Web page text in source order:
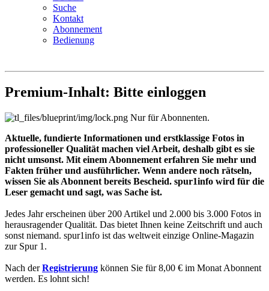
Suche
Kontakt
Abonnement
Bedienung
Premium-Inhalt: Bitte einloggen
Nur für Abonnenten.
Aktuelle, fundierte Informationen und erstklassige Fotos in
professioneller Qualität machen viel Arbeit, deshalb gibt es sie
nicht umsonst. Mit einem Abonnement erfahren Sie mehr und
Fakten früher und ausführlicher. Wenn andere noch rätseln,
wissen Sie als Abonnent bereits Bescheid. spur1info wird für die
Leser gemacht und sagt, was Sache ist.
Jedes Jahr erscheinen über 200 Artikel und 2.000 bis 3.000 Fotos in
herausragender Qualität. Das bietet Ihnen keine Zeitschrift und auch
sonst niemand. spur1info ist das weltweit einzige Online-Magazin
zur Spur 1.
Nach derRegistrierung können Sie für 8,00 € im Monat Abonnent
werden. Es lohnt sich!